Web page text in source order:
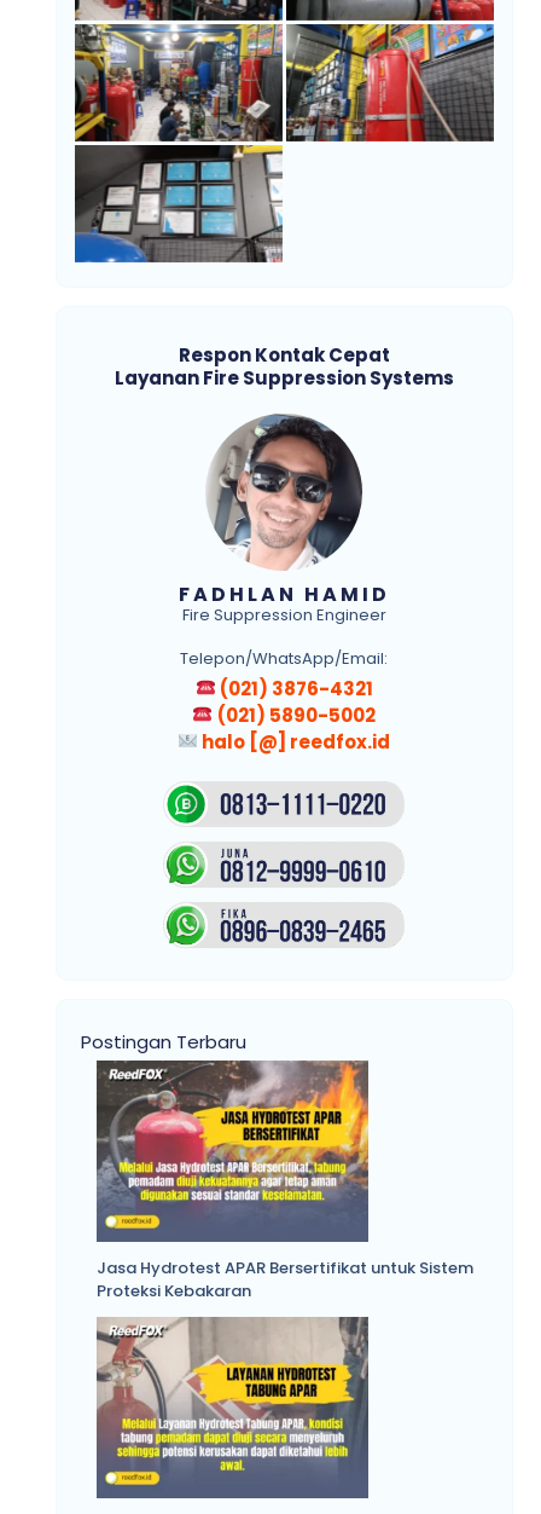
Respon Kontak Cepat
Layanan Fire Suppression Systems
FADHLAN HAMID
Fire Suppression Engineer
Telepon/WhatsApp/Email:
(021) 3876-4321
(021) 5890-5002
halo [@] reedfox.id
Postingan Terbaru
Jasa Hydrotest APAR Bersertifikat untuk Sistem
Proteksi Kebakaran